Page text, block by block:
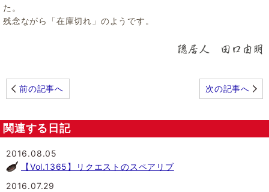
た。
残念ながら「在庫切れ」のようです。
前の記事へ 次の記事へ
関連する日記
2016.08.05
【Vol.1365】リクエストのスペアリブ
2016.07.29